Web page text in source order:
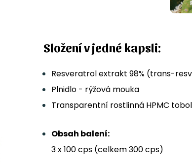
Složení v jedné kapsli:
Resveratrol extrakt 98% (trans-
Plnidlo - rýžová mouka
Transparentní rostlinná HPMC
Obsah balení:
3 x 100 cps (celkem 300 cps)